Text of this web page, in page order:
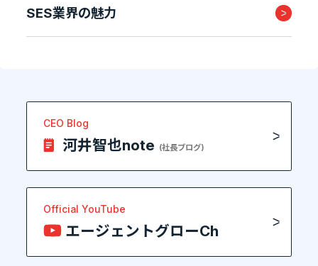
SES業界の魅力
CEO Blog
河井智也note (社長ブログ)
Official YouTube
エージェントグローCh